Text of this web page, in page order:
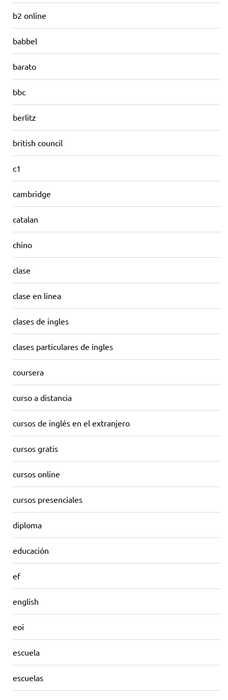
b2 online
babbel
barato
bbc
berlitz
british council
c1
cambridge
catalan
chino
clase
clase en linea
clases de ingles
clases particulares de ingles
coursera
curso a distancia
cursos de inglés en el extranjero
cursos gratis
cursos online
cursos presenciales
diploma
educación
ef
english
eoi
escuela
escuelas